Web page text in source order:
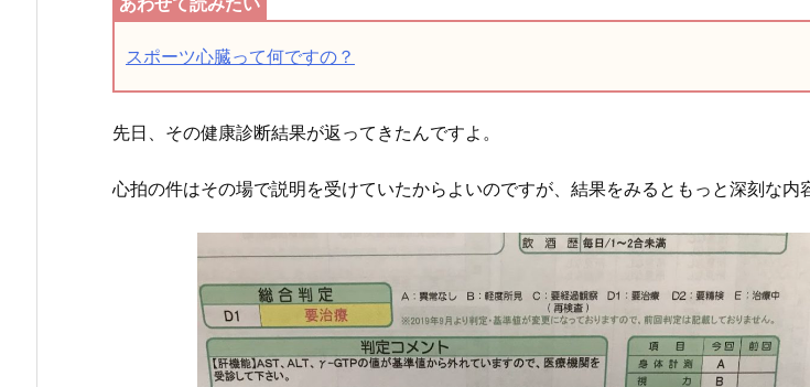
スポーツ心臓って何ですの？
先日、その健康診断結果が返ってきたんですよ。
心拍の件はその場で説明を受けていたからよいのですが、結果をみるともっと深刻な内